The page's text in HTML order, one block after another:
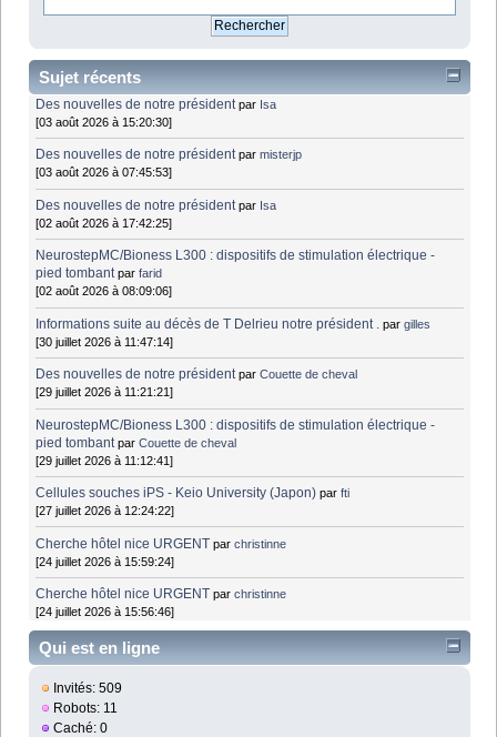
Sujet récents
Des nouvelles de notre président par Isa
[03 août 2026 à 15:20:30]
Des nouvelles de notre président parmisterjp
[03 août 2026 à 07:45:53]
Des nouvelles de notre président par Isa
[02 août 2026 à 17:42:25]
NeurostepMC/Bioness L300 : dispositifs de stimulation électrique -
pied tombant parfarid
[02 août 2026 à 08:09:06]
Informations suite au décès de T Delrieu notre président . pargilles
[30 juillet 2026 à 11:47:14]
Des nouvelles de notre président parCouette de cheval
[29 juillet 2026 à 11:21:21]
NeurostepMC/Bioness L300 : dispositifs de stimulation électrique -
pied tombant parCouette de cheval
[29 juillet 2026 à 11:12:41]
Cellules souches iPS - Keio University (Japon) parfti
[27 juillet 2026 à 12:24:22]
Cherche hôtel nice URGENT parchristinne
[24 juillet 2026 à 15:59:24]
Cherche hôtel nice URGENT parchristinne
[24 juillet 2026 à 15:56:46]
Qui est en ligne
Invités: 509
Robots: 11
Caché: 0